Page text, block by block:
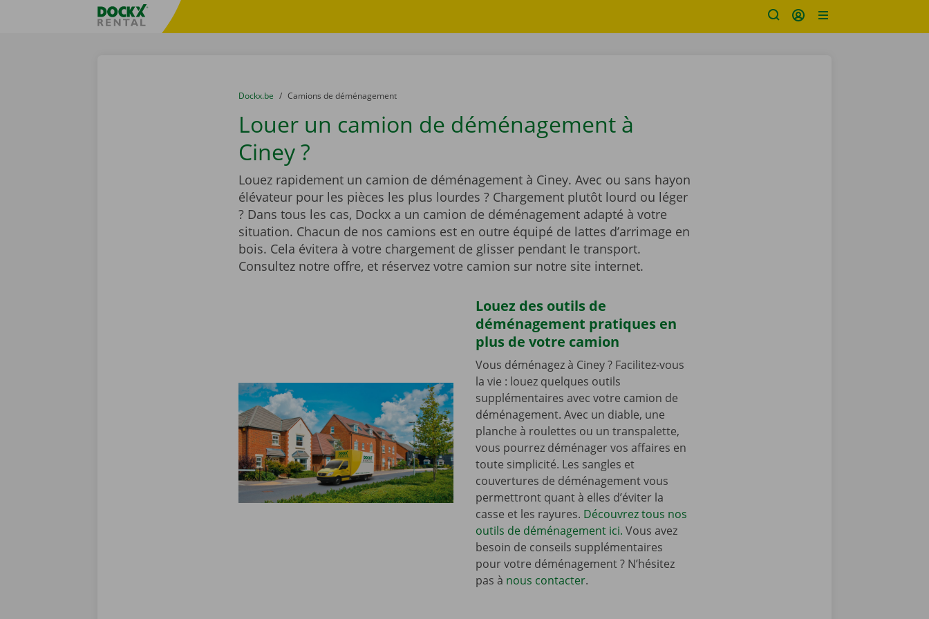
sitename
You are here:
du
Dockx.be to
Camions de déménagement
Louer un camion de déménagement à
Ciney ?
Louez rapidement un camion de déménagement à Ciney. Avec ou sans hayon
élévateur pour les pièces les plus lourdes ? Chargement plutôt lourd ou léger
? Dans tous les cas, Dockx a un camion de déménagement adapté à votre
situation. Chacun de nos camions est en outre équipé de lattes d’arrimage en
bois. Cela évitera à votre chargement de glisser pendant le transport.
Consultez notre offre, et réservez votre camion sur notre site internet.
Louez des outils de
déménagement pratiques en
plus de votre camion
Vous déménagez à Ciney ? Facilitez-vous
la vie : louez quelques outils
supplémentaires avec votre camion de
déménagement. Avec un diable, une
planche à roulettes ou un transpalette,
vous pourrez déménager vos affaires en
toute simplicité. Les sangles et
couvertures de déménagement vous
permettront quant à elles d’éviter la
casse et les rayures. Découvrez tous nos
outils de déménagement ici. Vous avez
besoin de conseils supplémentaires
pour votre déménagement ? N’hésitez
pas à nous contacter.